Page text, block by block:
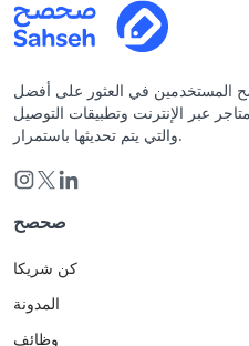
المستخدمين في العثور على أفضل
عبر الإنترنت وتطبيقات التوصيل
والتي يتم تحديثها باستمرار.
صحصح
كن شريكا
المدونة
وظائف